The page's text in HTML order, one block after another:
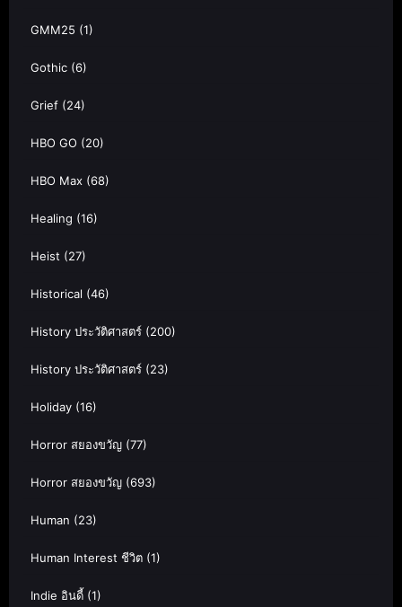
GMM25 (1)
Gothic (6)
Grief (24)
HBO GO (20)
HBO Max (68)
Healing (16)
Heist (27)
Historical (46)
History ประวัติศาสตร์ (200)
History ประวัติศาสตร์ (23)
Holiday (16)
Horror สยองขวัญ (77)
Horror สยองขวัญ (693)
Human (23)
Human Interest ชีวิต (1)
Indie อินดี้ (1)